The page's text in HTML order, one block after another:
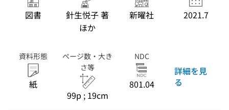
図書
針生悦子 著
ほか
新曜社 2021.7
資料形態
紙
ページ数・大き
さ等
99p ; 19cm
NDC
801.04
詳細を見
る